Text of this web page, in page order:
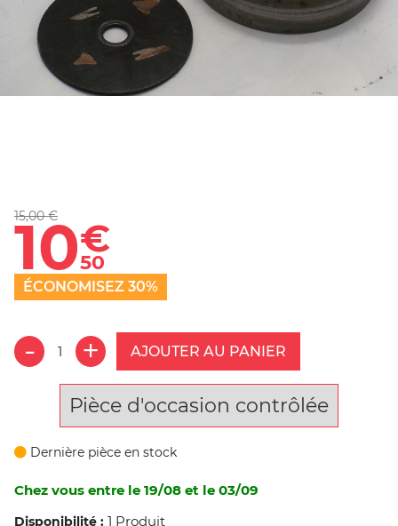
15,00 €
10€
50
ÉCONOMISEZ 30%
AJOUTER AU PANIER
Pièce d'occasion contrôlée
Dernière pièce en stock
Chez vous entre le 19/08 et le 03/09
Disponibilité : 1 Produit